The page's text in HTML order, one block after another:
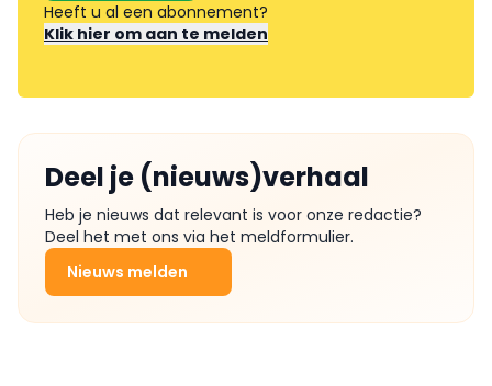
Heeft u al een abonnement?
Klik hier om aan te melden
Deel je (nieuws)verhaal
Heb je nieuws dat relevant is voor onze redactie?
Deel het met ons via het meldformulier.
Nieuws melden